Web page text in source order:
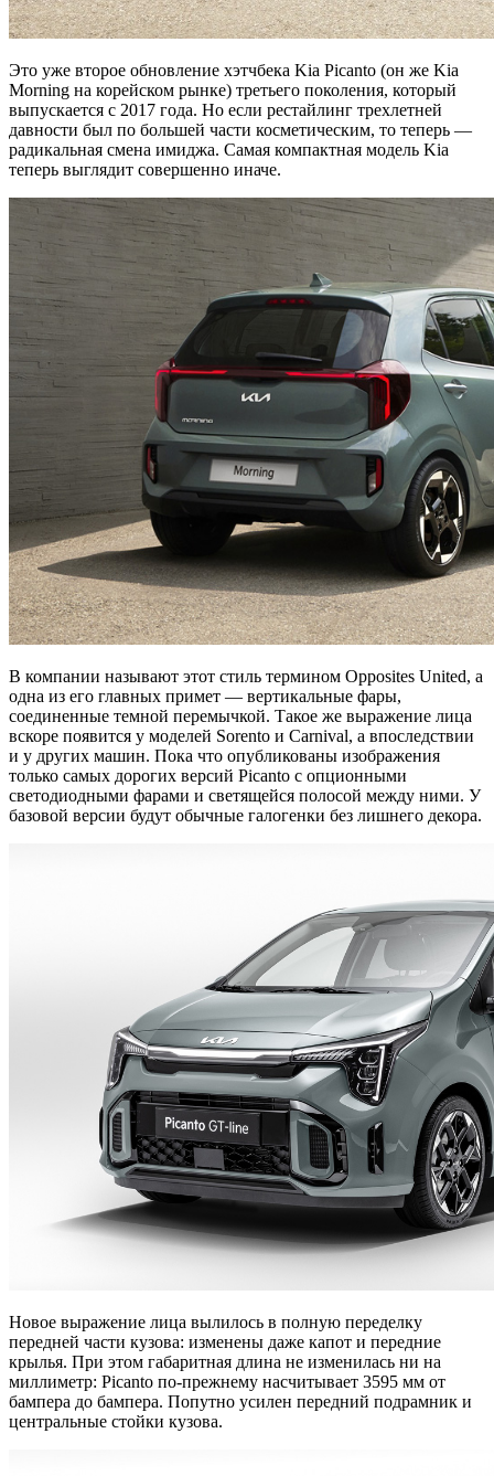
Это уже второе обновление хэтчбека Kia Picanto (он же Kia
Morning на корейском рынке) третьего поколения, который
выпускается с 2017 года. Но если рестайлинг трехлетней
давности был по большей части косметическим, то теперь —
радикальная смена имиджа. Самая компактная модель Kia
теперь выглядит совершенно иначе.
В компании называют этот стиль термином Opposites United, а
одна из его главных примет — вертикальные фары,
соединенные темной перемычкой. Такое же выражение лица
вскоре появится у моделей Sorento и Carnival, а впоследствии
и у других машин. Пока что опубликованы изображения
только самых дорогих версий Picanto с опционными
светодиодными фарами и светящейся полосой между ними. У
базовой версии будут обычные галогенки без лишнего декора.
Новое выражение лица вылилось в полную переделку
передней части кузова: изменены даже капот и передние
крылья. При этом габаритная длина не изменилась ни на
миллиметр: Picanto по-прежнему насчитывает 3595 мм от
бампера до бампера. Попутно усилен передний подрамник и
центральные стойки кузова.